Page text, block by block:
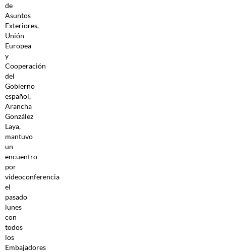
de
Asuntos
Exteriores,
Unión
Europea
y
Cooperación
del
Gobierno
español,
Arancha
González
Laya,
mantuvo
un
encuentro
por
videoconferencia
el
pasado
lunes
con
todos
los
Embajadores